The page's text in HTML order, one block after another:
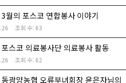
월의 포스코 연합봉사 이야기
조회 수: 63
스코 의료봉사단 의료봉사 활동
조회 수: 62
광양농협 오류부녀회장 윤은자님의